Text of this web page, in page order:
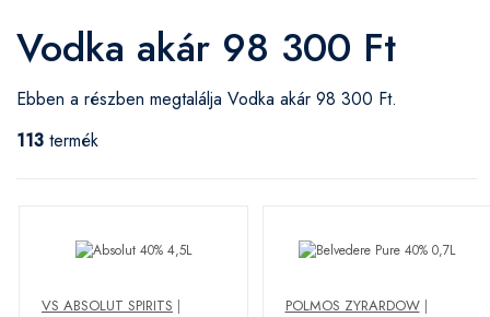
Vodka akár 98 300 Ft
Ebben a részben megtalálja Vodka akár 98 300 Ft.
113 termék
VS ABSOLUT SPIRITS |
POLMOS ZYRARDOW|